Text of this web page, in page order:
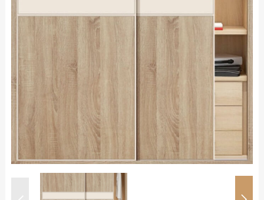
品案例
加盟优势
条件与流程
智造4.0
定制流程